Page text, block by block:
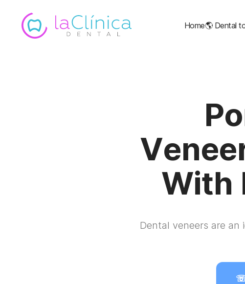
Home🌎Dental
With
Dental veneers are